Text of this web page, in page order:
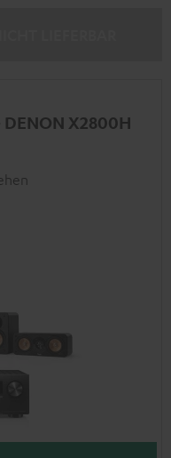
DENON X2800H